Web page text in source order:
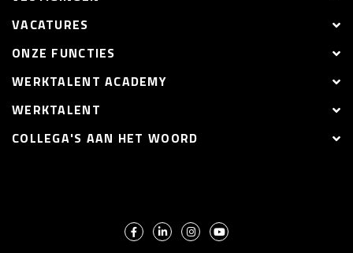
VACATURES
ONZE FUNCTIES
WERKTALENT ACADEMY
WERKTALENT
COLLEGA'S AAN HET WOORD